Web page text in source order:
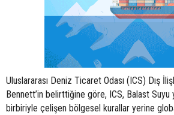
Uluslararası Deniz Ticaret Odası (ICS) Dış
Bennett’in belirttiğine göre, ICS, Balast
birbiriyle çelişen bölgesel kurallar yerine